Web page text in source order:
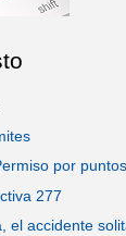
por puntos
277
el accidente